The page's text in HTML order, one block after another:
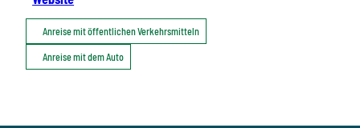
Anreise mit öffentlichen Verkehrsmitteln
Anreise mit dem Auto